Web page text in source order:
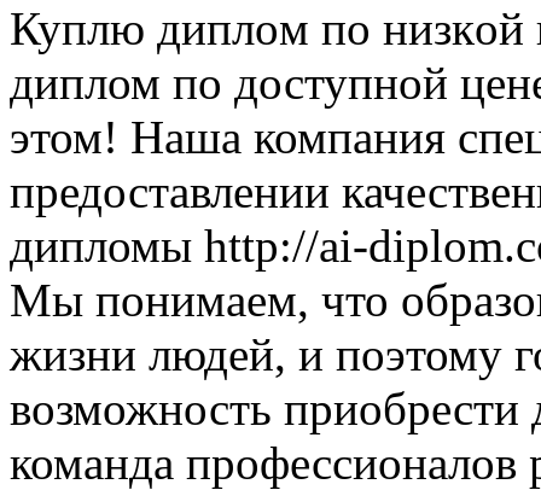
Куплю диплoм пo низкoй
диплом по доступной
этом! Наша компания
предоставлении
дипломы http://ai-
Мы понимаем, что
жизни людей, и поэтому
возможность
команда